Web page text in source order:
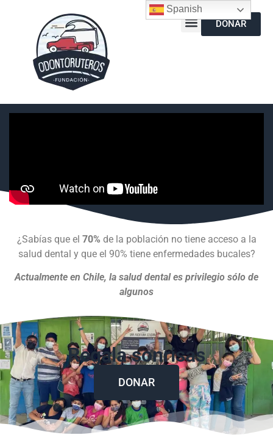
DONAR
¿Sabías que el 70% de la población no tiene acceso a la
salud dental y que el 90% tiene enfermedades bucales?
Actualmente en Chile, la salud dental es privilegio sólo de
algunos
Regala sonrisas
DONAR
Spanish